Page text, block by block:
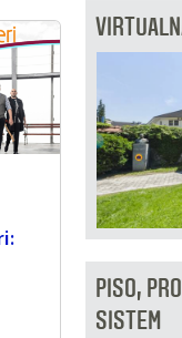
PISO,
SISTEM